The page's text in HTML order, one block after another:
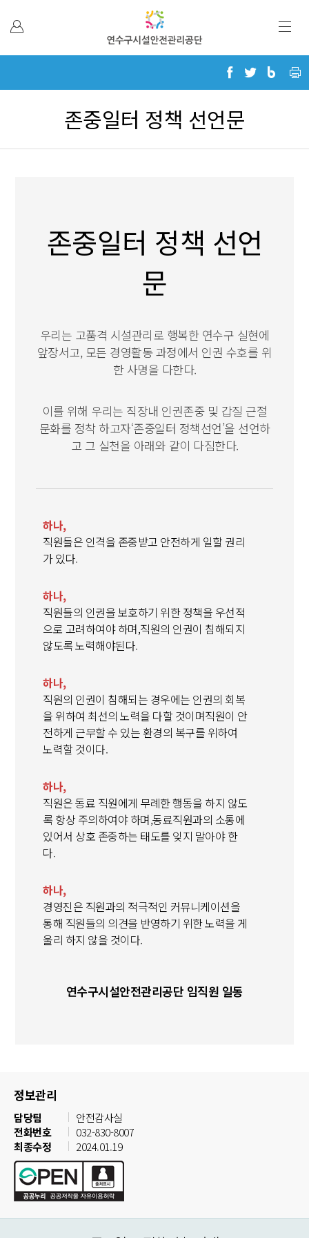
존중일터 정책 선언문
존중일터 정책 선언
문
우리는 고품격 시설관리로 행복한 연수구 실현에
앞장서고, 모든 경영활동 과정에서 인권 수호를 위
한 사명을 다한다.
이를 위해 우리는 직장내 인권존중 및 갑질 근절
문화를 정착 하고자‘존중일터 정책선언’을 선언하
고 그 실천을 아래와 같이 다짐한다.
하나,
직원들은 인격을 존중받고 안전하게 일할 권리
가 있다.
하나,
직원들의 인권을 보호하기 위한 정책을 우선적
으로 고려하여야 하며,직원의 인권이 침해되지
않도록 노력해야된다.
하나,
직원의 인권이 침해되는 경우에는 인권의 회복
을 위하여 최선의 노력을 다할 것이며직원이 안
전하게 근무할 수 있는 환경의 복구를 위하여
노력할 것이다.
하나,
직원은 동료 직원에게 무례한 행동을 하지 않도
록 항상 주의하여야 하며,동료직원과의 소통에
있어서 상호 존중하는 태도를 잊지 말아야 한
다.
하나,
경영진은 직원과의 적극적인 커뮤니케이션을
통해 직원들의 의견을 반영하기 위한 노력을 게
울리 하지 않을 것이다.
연수구시설안전관리공단 임직원 일동
정보관리
담당팀
안전감사실
전화번호
032-830-8007
최종수정
2024.01.19